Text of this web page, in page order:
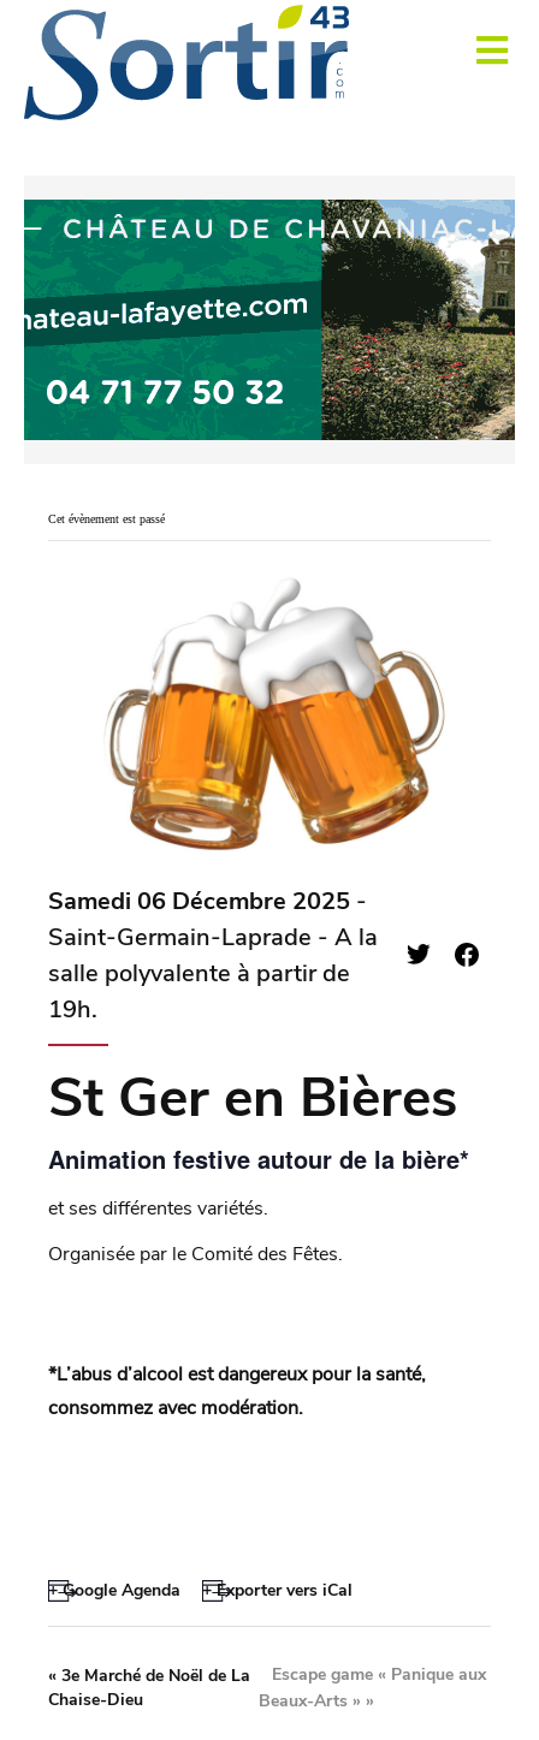
Cet évènement est passé
Samedi 06 Décembre 2025 -
Saint-Germain-Laprade - A la
salle polyvalente à partir de
19h.
St Ger en Bières
Animation festive autour de la bière*
et ses différentes variétés.
Organisée par le Comité des Fêtes.
*L’abus d’alcool est dangereux pour la santé,
consommez avec modération.
+ Google Agenda + Exporter vers iCal
« 3e Marché de Noël de La
Chaise-Dieu
Escape game « Panique aux
Beaux-Arts » »